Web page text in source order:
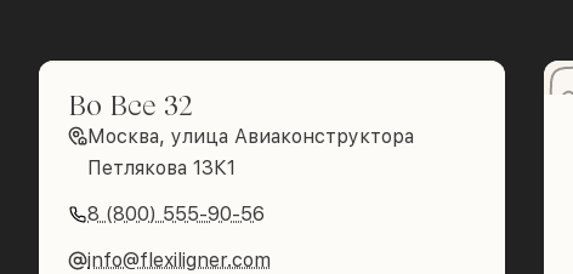
Во Все 32
Москва, улица Авиаконструктора
Петлякова 13К1
8 (800) 555-90-56
info@flexiligner.com